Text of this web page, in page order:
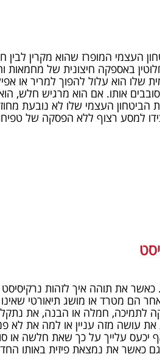
העצמי המופרז שהוא מקרין לבין
באספקה חיצונית של מחמאות
הוא עלול להפוך למריר או
אותו. אם הוא מרגיש חלש,
העצמי שלו לא נובעת
למסע רצוף ללא הפסקה של
כאשר את תוהה איך לזהות
הם מטרד או מושג תיאורטי שאינו
לתמיכה, חמלה או הבנה, את
עושה מזה עניין או למה את לא
עלייך על כך שאת חלשה או
כאשר את נמצאת פיזית באותו